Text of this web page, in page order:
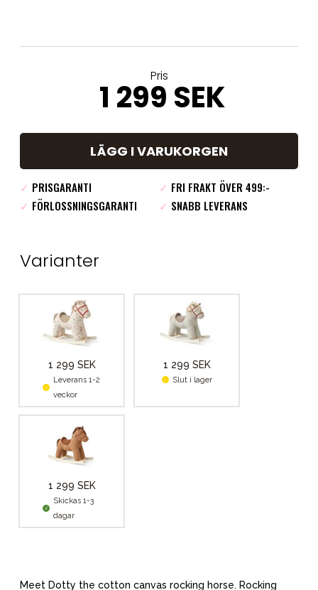
Pris
1 299 SEK
LÄGG I VARUKORGEN
✓ PRISGARANTI ✓ FRI FRAKT ÖVER 499:-
✓ FÖRLOSSNINGSGARANTI ✓ SNABB LEVERANS
Varianter
1 299 SEK
Leverans 1-2
veckor
1 299 SEK
Slut i lager
1 299 SEK
Skickas 1-3
dagar
Meet Dotty the cotton canvas rocking horse. Rocking